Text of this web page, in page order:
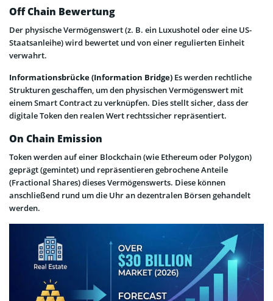
Off Chain Bewertung
Der physische Vermögenswert (z. B. ein Luxushotel oder eine US-
Staatsanleihe) wird bewertet und von einer regulierten Einheit
verwahrt.
Informationsbrücke (Information Bridge) Es werden rechtliche
Strukturen geschaffen, um den physischen Vermögenswert mit
einem Smart Contract zu verknüpfen. Dies stellt sicher, dass der
digitale Token den realen Wert rechtssicher repräsentiert.
On Chain Emission
Token werden auf einer Blockchain (wie Ethereum oder Polygon)
geprägt (gemintet) und repräsentieren gebrochene Anteile
(Fractional Shares) dieses Vermögenswerts. Diese können
anschließend rund um die Uhr an dezentralen Börsen gehandelt
werden.